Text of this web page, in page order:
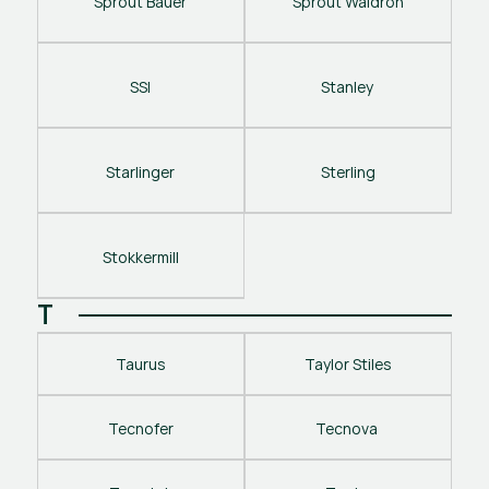
SSI Stanley
Starlinger Sterling
Stokkermill
T
Taurus Taylor Stiles
Tecnofer Tecnova